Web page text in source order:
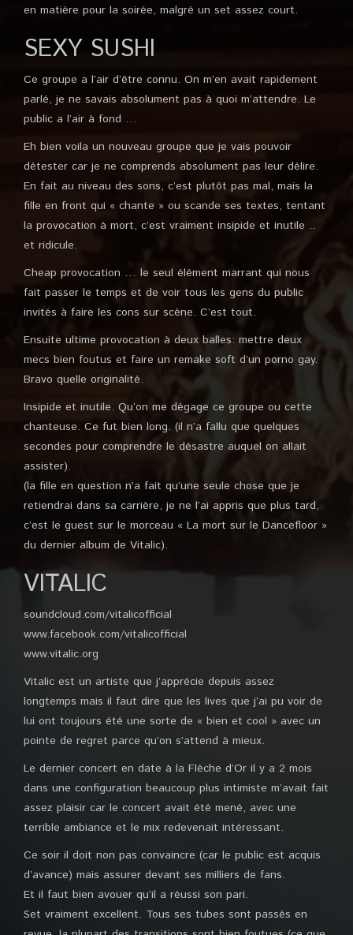
en matière pour la soirée, malgré un set assez court.
SEXY SUSHI
Ce groupe a l’air d’être connu. On m’en avait rapidement
parlé, je ne savais absolument pas à quoi m’attendre. Le
public a l’air à fond …
Eh bien voila un nouveau groupe que je vais pouvoir
détester car je ne comprends absolument pas leur délire.
En fait au niveau des sons, c’est plutôt pas mal, mais la
fille en front qui « chante » ou scande ses textes, tentant
la provocation à mort, c’est vraiment insipide et inutile ..
et ridicule.
Cheap provocation … le seul élément marrant qui nous
fait passer le temps et de voir tous les gens du public
invités à faire les cons sur scène. C’est tout.
Ensuite ultime provocation à deux balles: mettre deux
mecs bien foutus et faire un remake soft d’un porno gay.
Bravo quelle originalité.
Insipide et inutile. Qu’on me dégage ce groupe ou cette
chanteuse. Ce fut bien long. (il n’a fallu que quelques
secondes pour comprendre le désastre auquel on allait
assister).
(la fille en question n’a fait qu’une seule chose que je
retiendrai dans sa carrière, je ne l’ai appris que plus tard,
c’est le guest sur le morceau « La mort sur le Dancefloor »
du dernier album de Vitalic).
VITALIC
soundcloud.com/vitalicofficial
www.facebook.com/vitalicofficial
www.vitalic.org
Vitalic est un artiste que j’apprécie depuis assez
longtemps mais il faut dire que les lives que j’ai pu voir de
lui ont toujours été une sorte de « bien et cool » avec un
pointe de regret parce qu’on s’attend à mieux.
Le dernier concert en date à la Flèche d’Or il y a 2 mois
dans une configuration beaucoup plus intimiste m’avait fait
assez plaisir car le concert avait été mené, avec une
terrible ambiance et le mix redevenait intéressant.
Ce soir il doit non pas convaincre (car le public est acquis
d’avance) mais assurer devant ses milliers de fans.
Et il faut bien avouer qu’il a réussi son pari.
Set vraiment excellent. Tous ses tubes sont passés en